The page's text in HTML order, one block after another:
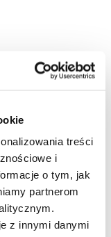
treści
i
o tym, jak
partnerom
z innymi danymi
w przebiegu